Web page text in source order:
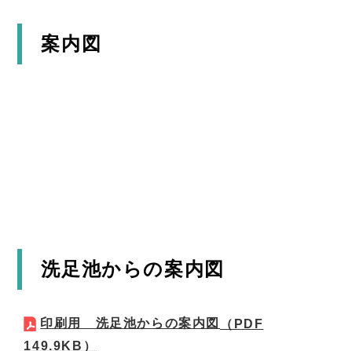
案内図
洗足池からの案内図
印刷用 洗足池からの案内図
（PDF
149.9KB）